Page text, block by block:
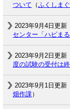
ついて （ふくしま
2023年9月4日更新
センター「ハピまる
2023年9月2日更新
度の試験の受付は終
2023年9月1日更新
畑作課）